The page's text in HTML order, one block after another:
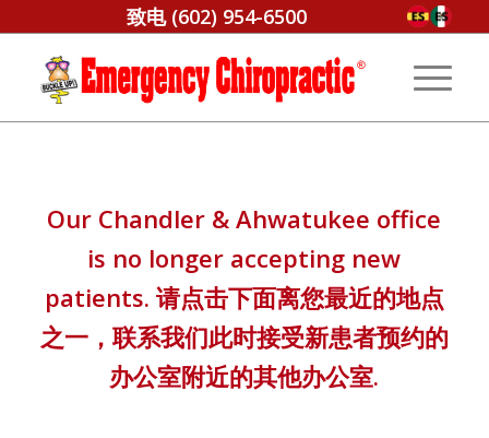
致电 (602) 954-6500
Our Chandler &Ahwatukee office
is no longer accepting new
patients. 请点击下面离您最近的地点
之一，联系我们此时接受新患者预约的
办公室附近的其他办公室.